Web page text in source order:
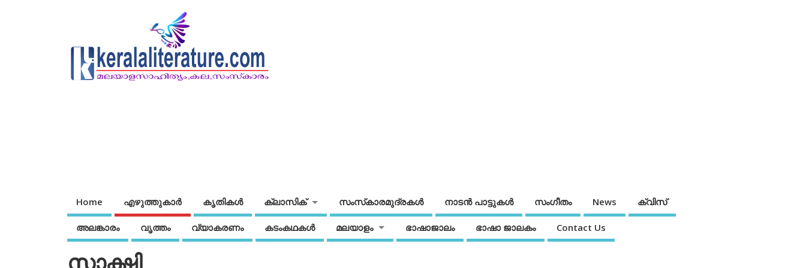
Home എഴുത്തുകാര്‍ കൃതികൾ ക്ലാസിക് സംസ്‌കാരമുദ്രകള്‍ നാടന്‍ പാട്ടുകള്‍ സംഗീതം News ക്വിസ്
അലങ്കാരം വൃത്തം വ്യാകരണം കടംകഥകള്‍ മലയാളം ഭാഷാജാലം ഭാഷാ ജാലകം Contact Us